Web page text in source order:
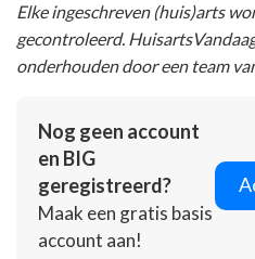
Elke ingeschreven (huis)arts
gecontroleerd.
onderhouden door een team
Nog geen account
en BIG
geregistreerd?
Maak een gratis basis
account aan!